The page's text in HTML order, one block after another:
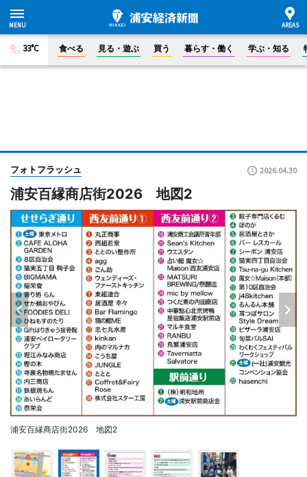
33°C 食べる 見る・遊ぶ 買う 暮らす・働く 学ぶ・知る
フォトフラッシュ 2026.04.30
浦安百縁商店街2026 地図2
浦安百縁商店街2026 地図2